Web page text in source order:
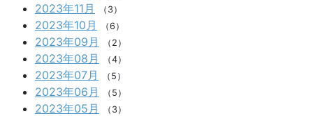
2023年11月 （3）
2023年10月 （6）
2023年09月 （2）
2023年08月 （4）
2023年07月 （5）
2023年06月 （5）
2023年05月 （3）